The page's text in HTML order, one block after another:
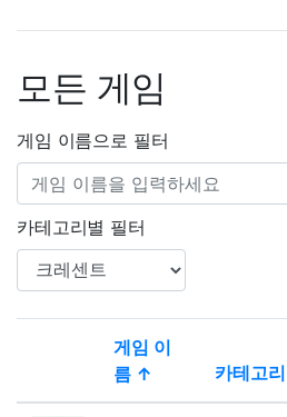
모든 게임
게임 이름으로 필터
카테고리별 필터
Thumbnail
게임 이
름 ↑
카테고리